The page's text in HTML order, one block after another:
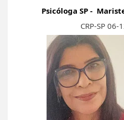
Psicóloga SP -
CRP-SP 06-